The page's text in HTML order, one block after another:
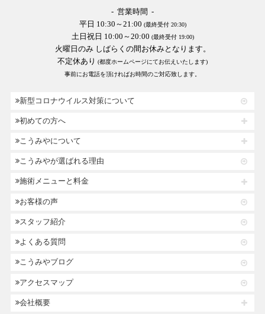
- 営業時間 -
平日 10:30～21:00 (最終受付 20:30)
土日祝日 10:00～20:00 (最終受付 19:00)
火曜日のみ しばらくの間お休みとなります。
不定休あり (都度ホームページにてお伝えいたします)
事前にお電話を頂ければお時間のご対応致します。
新型コロナウイルス対策について
初めての方へ
こうみやについて
こうみやが選ばれる理由
施術メニューと料金
お客様の声
スタッフ紹介
よくある質問
こうみやブログ
アクセスマップ
会社概要